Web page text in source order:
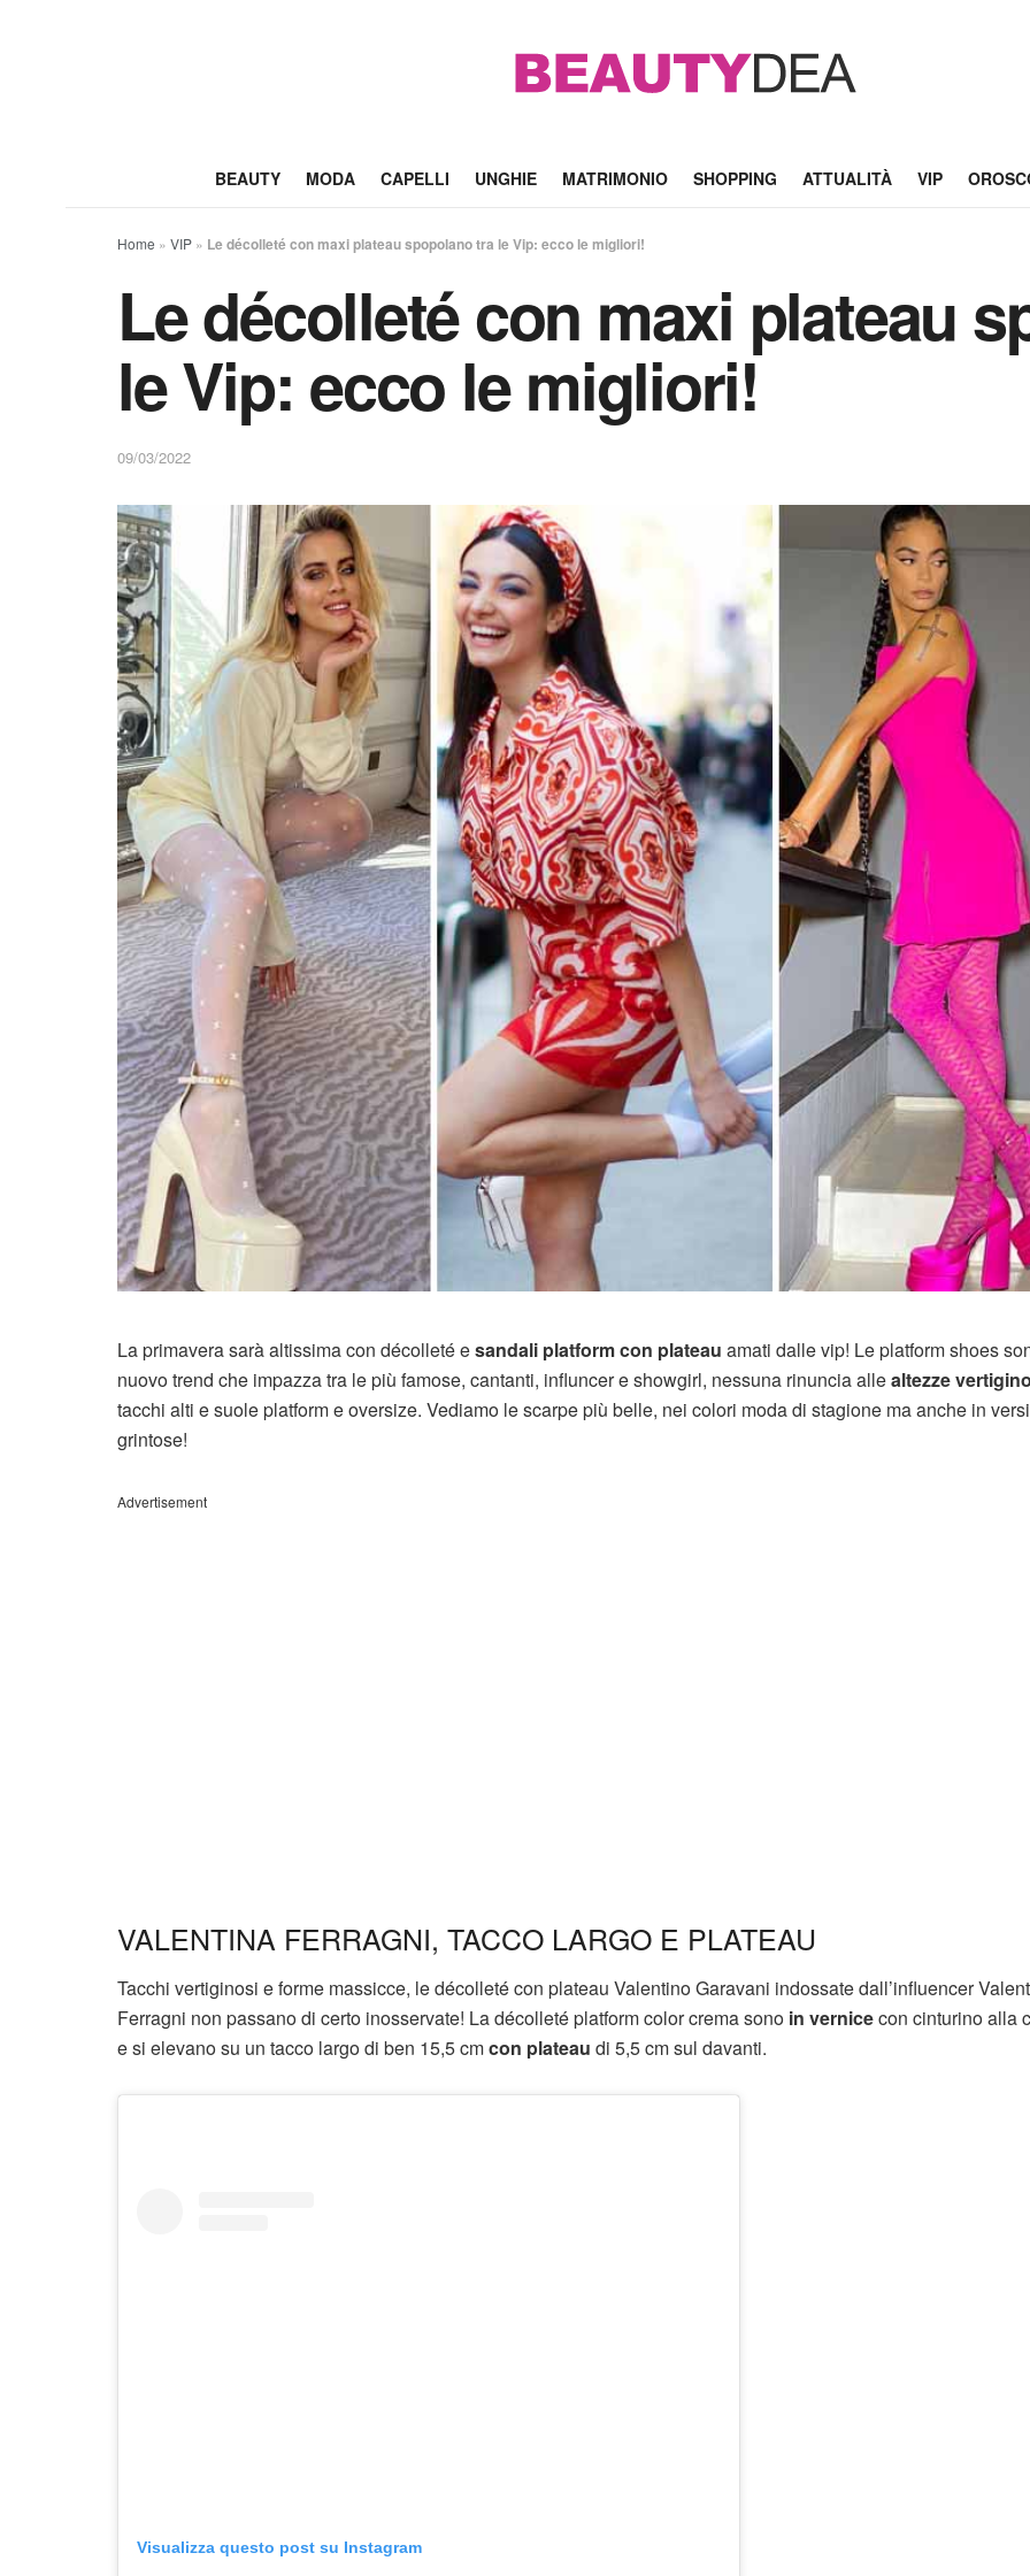
BEAUTY MODA CAPELLI UNGHIE MATRIMONIO SHOPPING ATTUALITÀ VIP
Home » VIP » Le décolleté con maxi plateau spopolano tra le Vip: ecco le migliori!
Le décolleté con maxi plateau
le Vip: ecco le migliori!
09/03/2022
La primavera sarà altissima con décolleté esandali platformcon plateau amati dalle vip! Le platform shoes
nuovo trend che impazza tra le più famose, cantanti, influncer e showgirl, nessuna rinuncia allealtezze
tacchi alti e suole platform e oversize. Vediamo le scarpe più belle, nei colori moda di stagione ma anche in
grintose!
Advertisement
VALENTINA FERRAGNI, TACCO LARGO E PLATEAU
Tacchi vertiginosi e forme massicce, le décolleté con plateau Valentino Garavani indossate dall’influencer
Ferragni non passano di certo inosservate! La décolleté platform color crema sono in vernicecon cinturino alla
e si elevano su un tacco largo di ben 15,5 cmcon plateau di 5,5 cm sul davanti.
Visualizza questo post su Instagram